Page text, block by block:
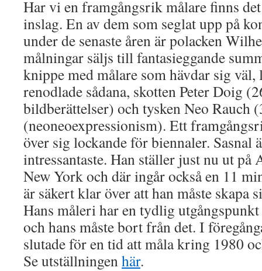
Har vi en framgångsrik målare finns
inslag. En av dem som seglat upp på
under de senaste åren är polacken
målningar säljs till fantasieggande
knippe med målare som hävdar sig väl,
renodlade sådana, skotten Peter Doig
bildberättelser) och tysken Neo Rauch
(neoneoexpressionism). Ett
över sig lockande för biennaler. Sasnal
intressantaste. Han ställer just nu ut
New York och där ingår också en 11
är säkert klar över att han måste skapa
Hans måleri har en tydlig
och hans måste bort från det. I
slutade för en tid att måla kring 1980
Se utställningenhär.